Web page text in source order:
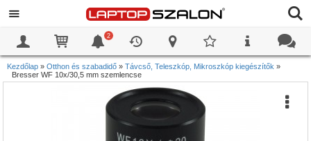
2
Kezdőlap » Otthon és szabadidő » Távcső, Teleszkóp, Mikroszkóp kiegészítők »
Bresser WF 10x/30,5 mm szemlencse
0
0